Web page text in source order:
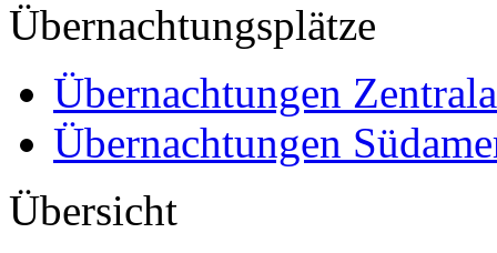
Übernachtungsplätze
Übernachtungen
Übernachtungen
Übersicht